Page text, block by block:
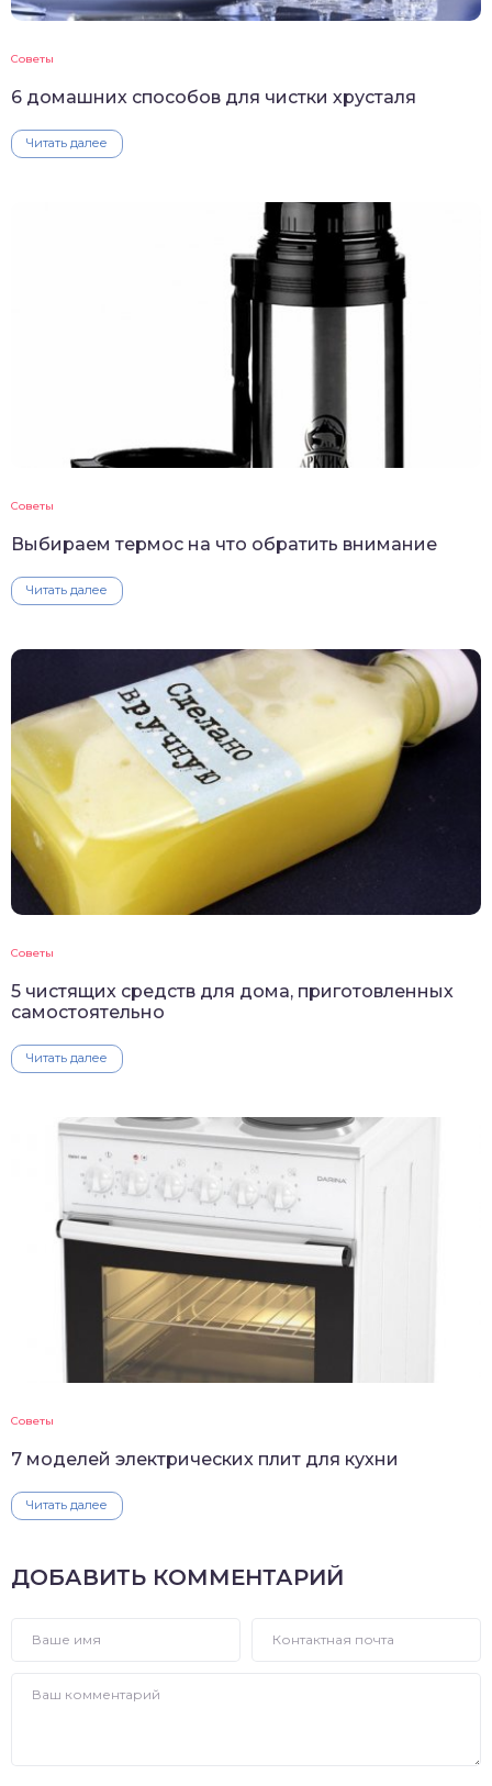
Советы
6 домашних способов для чистки хрусталя
Читать далее
Советы
Выбираем термос на что обратить внимание
Читать далее
Советы
5 чистящих средств для дома, приготовленных
самостоятельно
Читать далее
Советы
7 моделей электрических плит для кухни
Читать далее
ДОБАВИТЬ КОММЕНТАРИЙ